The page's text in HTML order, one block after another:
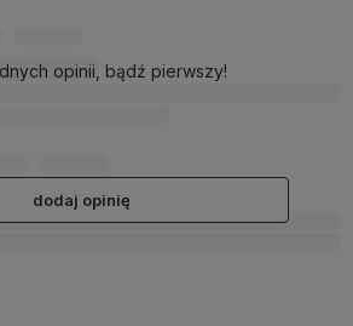
opinii, bądź pierwszy!
dodaj opinię